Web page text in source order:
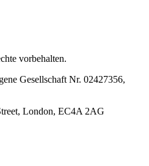
vorbehalten.
Gesellschaft Nr. 02427356,
London, EC4A 2AG